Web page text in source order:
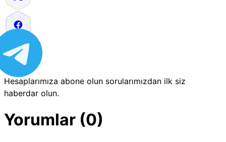
Hesaplarımıza abone olun sorularımızdan ilk siz
haberdar olun.
Yorumlar (0)